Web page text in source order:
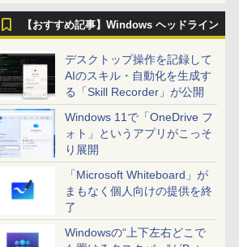
【おすすめ記事】Windows ヘッドライン
デスクトップ操作を記録して
AIのスキル・自動化を生成す
る「Skill Recorder」が公開
Windows 11で「OneDrive フ
ォト」というアプリがこっそ
り展開
「Microsoft Whiteboard」が
まもなく個人向けの提供を終
了
Windowsの“上下左右どこで